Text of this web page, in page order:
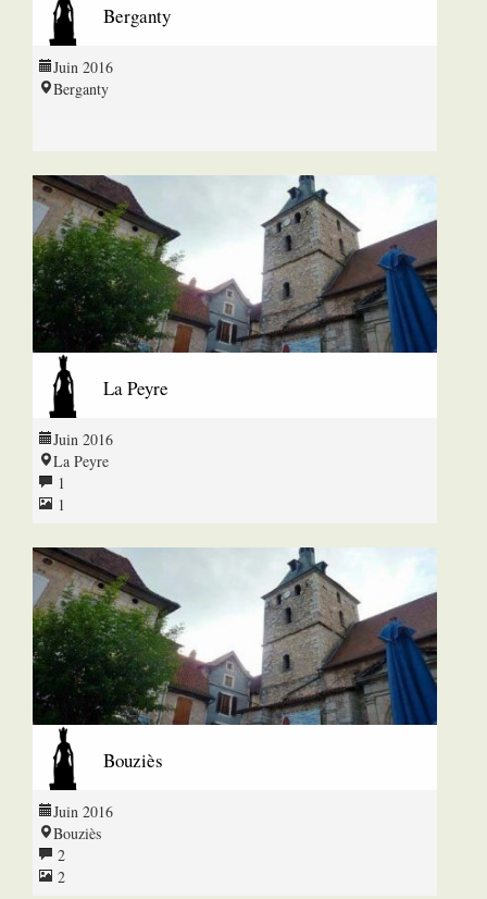
Berganty
Juin 2016
Berganty
La Peyre
Juin 2016
La Peyre
1
1
Bouziès
Juin 2016
Bouziès
2
2